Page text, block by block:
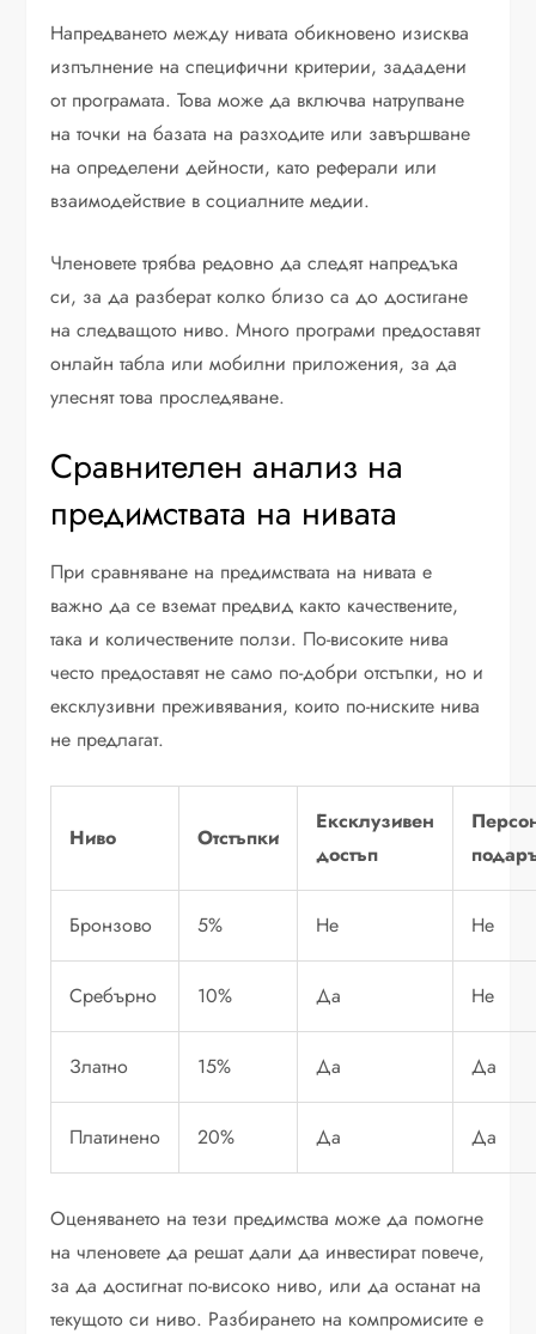
Напредването между нивата обикновено изисква
изпълнение на специфични критерии, зададени
от програмата. Това може да включва натрупване
на точки на базата на разходите или завършване
на определени дейности, като реферали или
взаимодействие в социалните медии.
Членовете трябва редовно да следят напредъка
си, за да разберат колко близо са до достигане
на следващото ниво. Много програми предоставят
онлайн табла или мобилни приложения, за да
улеснят това проследяване.
Сравнителен анализ на
предимствата на нивата
При сравняване на предимствата на нивата е
важно да се вземат предвид както качествените,
така и количествените ползи. По-високите нива
често предоставят не само по-добри отстъпки, но и
ексклузивни преживявания, които по-ниските нива
не предлагат.
Ниво Отстъпки
Ексклузивен
достъп
Бронзово 5% Не Не
Сребърно 10% Да Не
Златно 15% Да Да
Платинено 20% Да Да
Оценяването на тези предимства може да помогне
на членовете да решат дали да инвестират повече,
за да достигнат по-високо ниво, или да останат на
текущото си ниво. Разбирането на компромисите е